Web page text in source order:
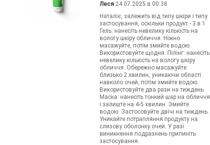
Леся24.07.2025 в 00:38
Наталіє, залежить від типу шкіри і типу
застосування, оскільки продукт - 3 в 1
Гель: нанесіть невелику кількість на
вологу шкіру обличчя. Ніжно
масажуйте, потім змийте водою.
Використовуйте щодня. Пілінг: нанесіть
невелику кількість на вологу шкіру
обличчя. Обережно масажуйте
близько 2 хвилин, уникаючи області
навколо очей, потім змийте водою.
Використовуйте два рази на тиждень.
Маска: нанесіть тонкий шар на обличчя
і залиште на 4-5 хвилин. Змийте
водою. Застосовуйте двічі на тиждень.
Уникайте потрапляння продукту на
слизову оболонку очей. У разі
виникнення подразнень припиніть
застосування.